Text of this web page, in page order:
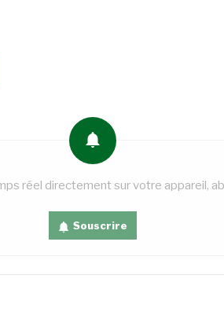
réel directement sur votre appareil,
Souscrire